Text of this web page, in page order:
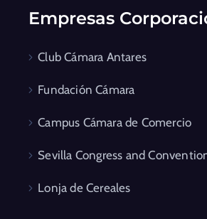
Empresas
Club Cámara Antares
Fundación Cámara
Campus Cámara de Comercio
Sevilla Congress and
Lonja de Cereales